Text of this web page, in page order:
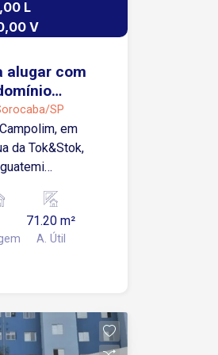
L
V
alugar com
SP
em
da Tok&Stok,
o
integrada
de couro
pets 1 vaga
71.20 m²
A. Útil